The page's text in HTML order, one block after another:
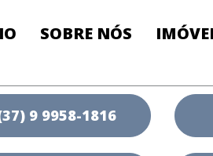
SOBRE NÓS
9 9958-1816